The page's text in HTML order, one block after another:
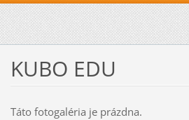
KUBO EDU
Táto fotogaléria je prázdna.